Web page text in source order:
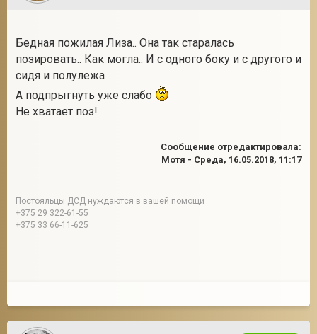
Бедная пожилая Лиза.. Она так старалась
позировать.. Как могла.. И с одного боку и с другого и
сидя и полулежа
А подпрыгнуть уже слабо
Не хватает поз!
Сообщение отредактировала:
Мотя - Среда, 16.05.2018, 11:17
Постояльцы ДСД нуждаются в вашей помощи
+375 29 322-61-55
+375 33 66-11-625